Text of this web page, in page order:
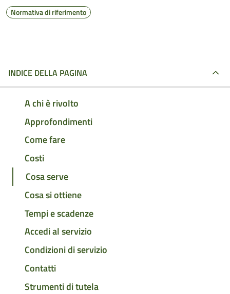
Normativa di riferimento
INDICE DELLA PAGINA
A chi è rivolto
Approfondimenti
Come fare
Costi
Cosa serve
Cosa si ottiene
Tempi e scadenze
Accedi al servizio
Condizioni di servizio
Contatti
Strumenti di tutela